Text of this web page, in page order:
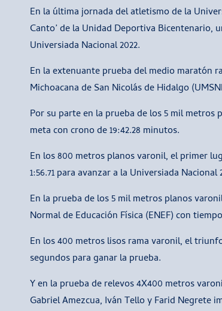
En la última jornada del atletismo de la
Canto’ de la Unidad Deportiva Bicentenario,
Universiada Nacional 2022.
En la extenuante prueba del medio maratón
Michoacana de San Nicolás de Hidalgo
Por su parte en la prueba de los 5 mil
meta con crono de 19:42.28 minutos.
En los 800 metros planos varonil, el primer
1:56.71 para avanzar a la Universiada Nacional
En la prueba de los 5 mil metros planos
Normal de Educación Física (ENEF) con
En los 400 metros lisos rama varonil, el
segundos para ganar la prueba.
Y en la prueba de relevos 4X400 metros
Gabriel Amezcua, Iván Tello y Farid Negrete